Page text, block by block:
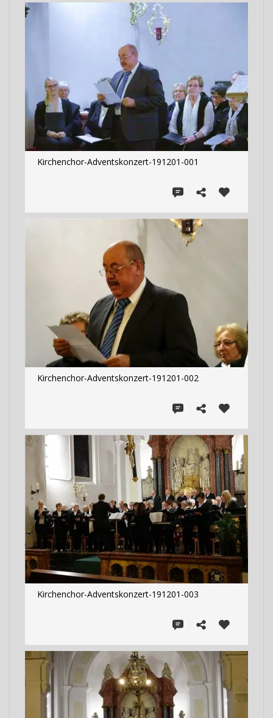
Kirchenchor-Adventskonzert-191201-001
Kirchenchor-Adventskonzert-191201-002
Kirchenchor-Adventskonzert-191201-003